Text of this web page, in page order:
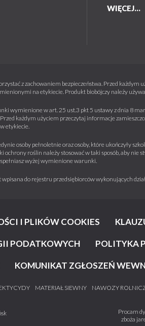
WIĘCEJ...
z zachowaniem bezpieczeństwa. Przed
na etykiecie. Produkt biobójczy należy
wymienione w art. 25 ust.3 pkt 5 ustawy z dnia 8
każdym użyciem przeczytaj informacje
etykiecie.
osoby pełnoletnie oraz osoby, które ukończyły
ochrony roślin należy stosować w taki sposób, aby
wyżej wymienione warunki.
wpisana do rejestru przedsiębiorców wykonujących
I PLIKÓW COOKIES
PODATKOWYCH POLITYKA
KOMUNIKAT ZGŁOSZEŃ
MATERIAŁ SIEWNY NAWOZY
Procam
zboża